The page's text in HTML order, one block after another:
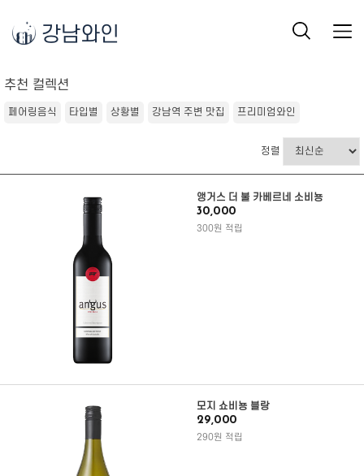
강남와인
추천 컬렉션
페어링음식 타입별 상황별 강남역 주변 맛집 프리미엄와인
정렬
앵거스 더 불 카베르네 소비뇽
30,000
300원 적립
모지 쇼비뇽 블랑
29,000
290원 적립